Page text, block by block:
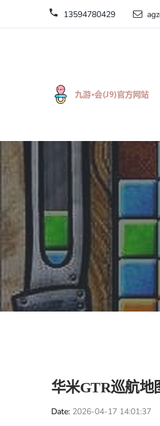
13594780429
华米GTR巡航地
Date 2026-04-17 14:01:37